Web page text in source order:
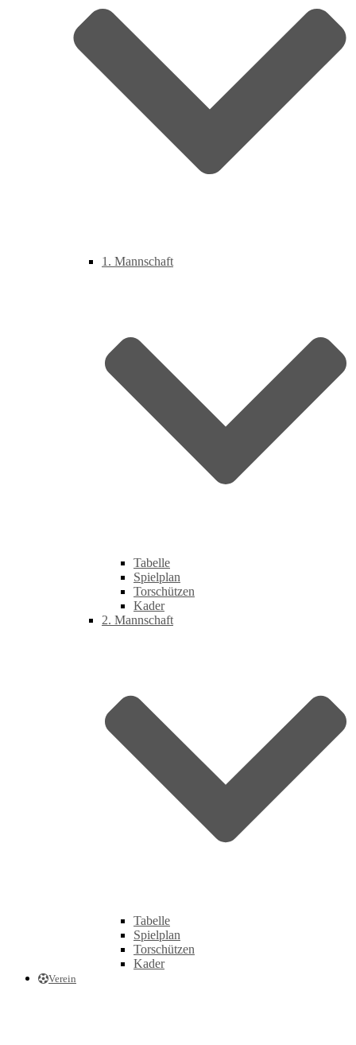
1. Mannschaft
Tabelle
Spielplan
Torschützen
Kader
2. Mannschaft
Tabelle
Spielplan
Torschützen
Kader
Verein